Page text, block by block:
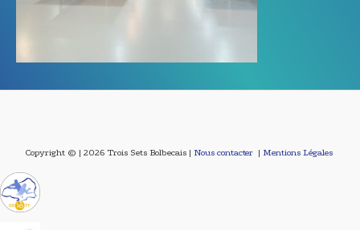
Copyright © | 2026 Trois Sets Bolbecais | Nous contacter| Mentions Légales